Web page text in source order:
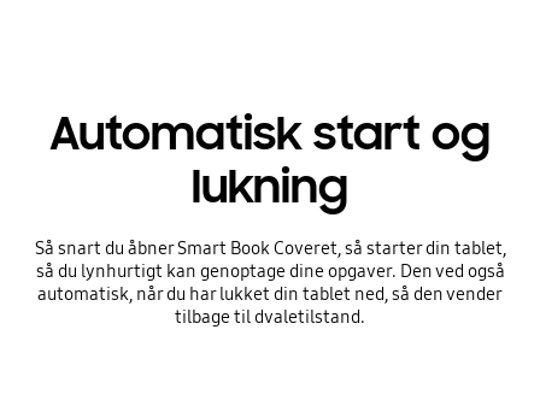
Automatisk start og
lukning
Så snart du åbner Smart Book Coveret, så starter din tablet,
så du lynhurtigt kan genoptage dine opgaver. Den ved også
automatisk, når du har lukket din tablet ned, så den vender
tilbage til dvaletilstand.